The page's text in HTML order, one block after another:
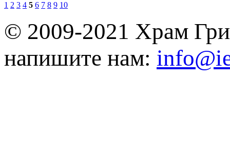
1 2 3 4 5 6 7 8 9 10
© 2009-2021 Храм
напишите нам: